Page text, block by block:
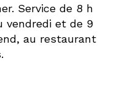
Service de 8 h
vendredi et de 9
au restaurant